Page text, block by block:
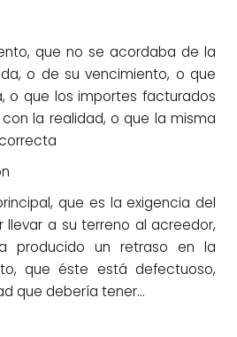
que no se acordaba de la
o de su vencimiento, o que
o que los importes facturados
la realidad, o que la misma
que es la exigencia del
llevar a su terreno al acreedor,
producido un retraso en la
que éste está defectuoso,
que debería tener…